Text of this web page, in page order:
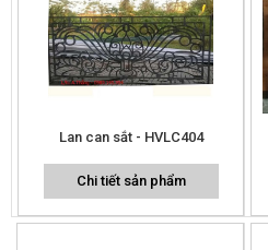
Lan can sắt - HVLC404
Chi tiết sản phẩm